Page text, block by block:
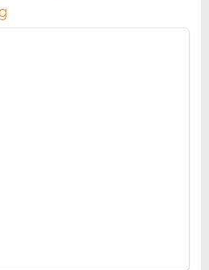
dẫn, tiện lợi, hoàn toàn
thích truyện tranh online.